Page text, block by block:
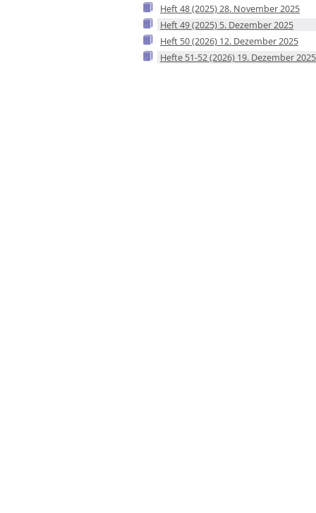
Heft 48 (2025) 28. November 2025
Heft 49 (2025) 5. Dezember 2025
Heft 50 (2026) 12. Dezember 2025
Hefte 51-52 (2026) 19. Dezember 2025